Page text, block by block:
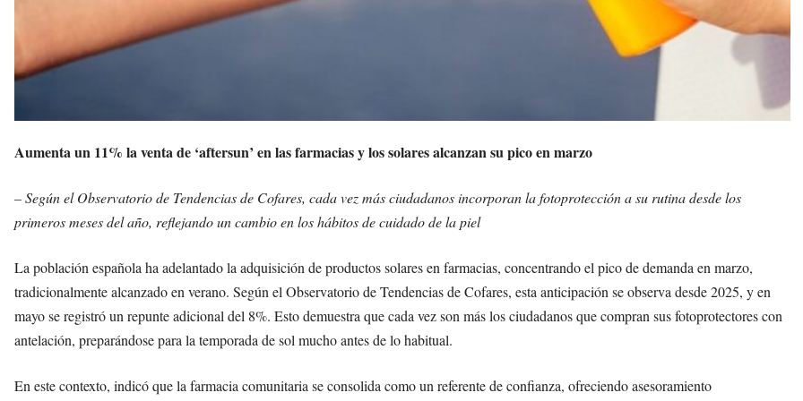
Aumenta un 11% la venta de ‘aftersun’ en las farmacias y los solares alcanzan su pico en marzo
– Según el Observatorio de Tendencias de Cofares, cada vez más ciudadanos incorporan la fotoprotección a su rutina desde los
primeros meses del año, reflejando un cambio en los hábitos de cuidado de la piel
La población española ha adelantado la adquisición de productos solares en farmacias, concentrando el pico de demanda en marzo,
tradicionalmente alcanzado en verano. Según el Observatorio de Tendencias de Cofares, esta anticipación se observa desde 2025, y en
mayo se registró un repunte adicional del 8%. Esto demuestra que cada vez son más los ciudadanos que compran sus fotoprotectores con
antelación, preparándose para la temporada de sol mucho antes de lo habitual.
En este contexto, indicó que la farmacia comunitaria se consolida como un referente de confianza, ofreciendo asesoramiento